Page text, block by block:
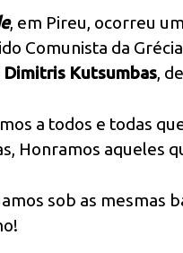
, em Pireu, ocorreu
Comunista da
Dimitris Kutsumbas,
a todos e todas
Honramos aqueles
sob as mesmas